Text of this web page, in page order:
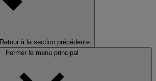
Retour à la section précédente
Fermer le menu principal